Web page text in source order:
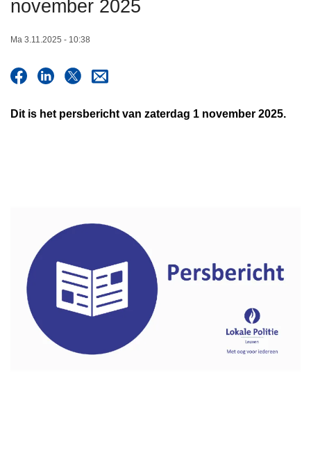
november 2025
Ma 3.11.2025 - 10:38
Dit is het persbericht van zaterdag 1 november 2025.